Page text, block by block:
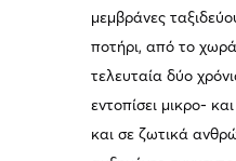
μεμβράνες
ποτήρι, από το
τελευταία δύο
εντοπίσει μικρο-
και σε ζωτικά